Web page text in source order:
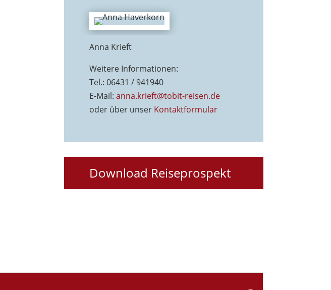
Anna Krieft
Weitere Informationen:
Tel.: 06431 / 941940
E-Mail: anna.krieft@tobit-reisen.de
oder über unser Kontaktformular
Download Reiseprospekt